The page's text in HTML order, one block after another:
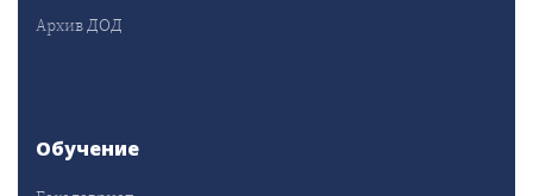
Архив ДОД
Обучение